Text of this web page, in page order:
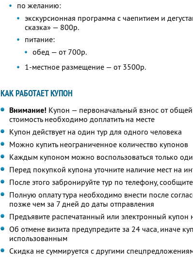
по желанию:
экскурсионная программа с чаепитием и
сказка» — 800р.
питание:
обед — от 700р.
1-местное размещение — от 3500р.
КАК РАБОТАЕТ КУПОН
Внимание! Купон — первоначальный взнос от
стоимость необходимо доплатить на месте
Купон действует на один тур для одного человека
Можно купить неограниченное количество купонов
Каждым купоном можно воспользоваться только
Перед покупкой купона уточните наличие мест на
После этого забронируйте тур по телефону,
Полную оплату тура необходимо внести после
позже чем за 7 дней до даты отправления
Предъявите распечатанный или электронный купон
Об отмене визита предупредите за 24 часа, иначе
использованным
Скидка не суммируется с другими